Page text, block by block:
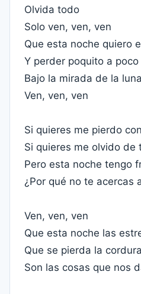
Olvida todo
Solo ven, ven, ven
Que esta noche quiero
Y perder poquito a poco
Bajo la mirada de la luna
Ven, ven, ven
Si quieres me pierdo
Si quieres me olvido de
Pero esta noche tengo
¿Por qué no te acercas
Ven, ven, ven
Que esta noche las
Que se pierda la
Son las cosas que nos